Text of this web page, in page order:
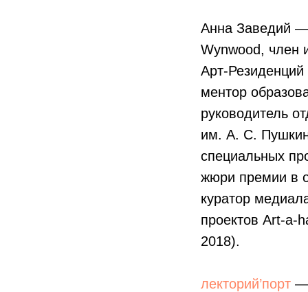
Анна Заведий —
Wynwood, член
Арт-
ментор
руководитель
им. А. С.
специальных
жюри премии в
куратор
проектов Art-a-
2018).
лекторий’порт —